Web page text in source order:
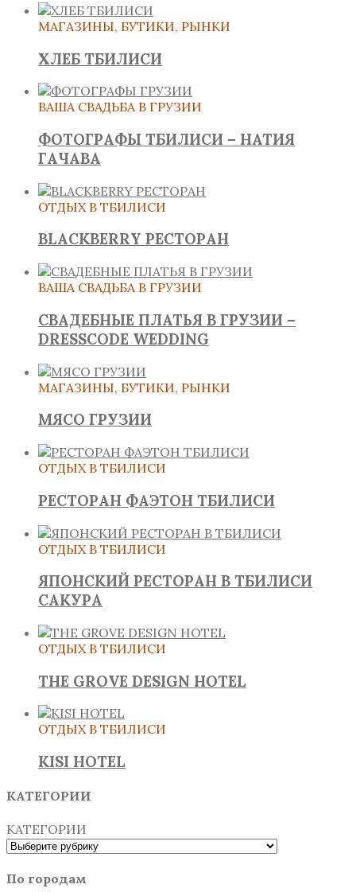
МАГАЗИНЫ, БУТИКИ, РЫНКИ
ХЛЕБ ТБИЛИСИ
ВАША СВАДЬБА В ГРУЗИИ
ФОТОГРАФЫ ТБИЛИСИ – НАТИЯ
ГАЧАВА
ОТДЫХ В ТБИЛИСИ
BLACKBERRY РЕСТОРАН
ВАША СВАДЬБА В ГРУЗИИ
СВАДЕБНЫЕ ПЛАТЬЯ В ГРУЗИИ –
DRESSCODE WEDDING
МАГАЗИНЫ, БУТИКИ, РЫНКИ
МЯСО ГРУЗИИ
ОТДЫХ В ТБИЛИСИ
РЕСТОРАН ФАЭТОН ТБИЛИСИ
ОТДЫХ В ТБИЛИСИ
ЯПОНСКИЙ РЕСТОРАН В ТБИЛИСИ
САКУРА
ОТДЫХ В ТБИЛИСИ
THE GROVE DESIGN HOTEL
ОТДЫХ В ТБИЛИСИ
KISI HOTEL
КАТЕГОРИИ
КАТЕГОРИИ
По городам